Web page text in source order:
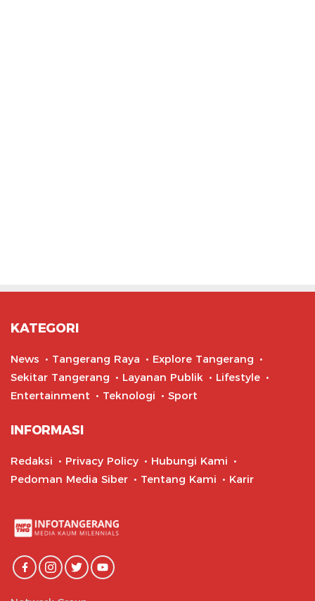
KATEGORI
News Tangerang Raya
Explore Tangerang
Sekitar Tangerang
Layanan Publik
Lifestyle
Entertainment
Teknologi Sport
INFORMASI
Redaksi Privacy Policy
Hubungi Kami
Pedoman Media Siber
Tentang Kami Karir